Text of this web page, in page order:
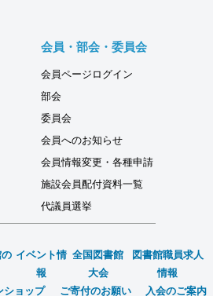
会員・部会・委員会
会員ページログイン
部会
委員会
会員へのお知らせ
会員情報変更・各種申請
施設会員配付資料一覧
代議員選挙
イベント情
報
全国図書館
大会
図書館職員求人
情報
ショップ ご寄付のお願い 入会のご案内